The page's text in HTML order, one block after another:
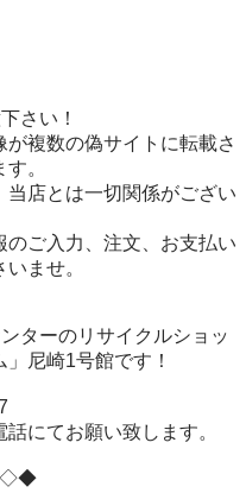
さい！
複数の偽サイトに転載さ
。
当店とは一切関係がござい
ご入力、注文、お支払い
ませ。
ターのリサイクルショッ
尼崎1号館です！
にてお願い致します。